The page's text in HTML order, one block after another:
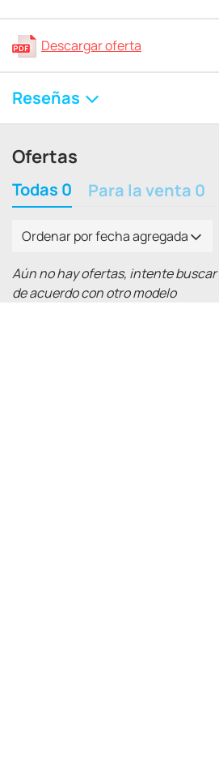
Descargar oferta
Reseñas
Ofertas
Todas 0 Para la venta 0
Ordenar por fecha agregada
Aún no hay ofertas, intente buscar
de acuerdo con otro modelo